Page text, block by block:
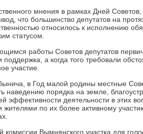
мнения в рамках Дней Советов,
что большинство депутатов на
относилось к исполнению
статусом.
работы Советов депутатов
а когда того требовали
участие.
в Год малой родины местные
наведению порядка на земле,
эффективности деятельности в этих
жителями по их более активному
комиссии Вымнянского участка для